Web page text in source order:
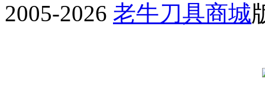
2005-2026 老牛刀具商城